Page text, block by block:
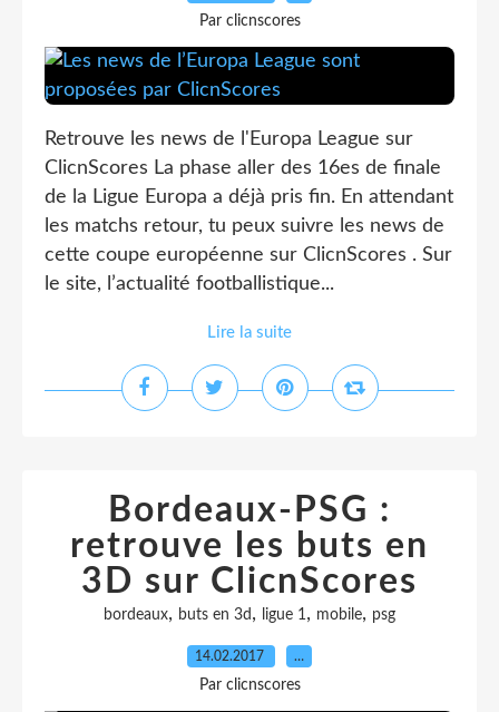
Par clicnscores
Retrouve les news de l'Europa League sur
ClicnScores La phase aller des 16es de finale
de la Ligue Europa a déjà pris fin. En attendant
les matchs retour, tu peux suivre les news de
cette coupe européenne sur ClicnScores . Sur
le site, l’actualité footballistique...
Lire la suite
Bordeaux-PSG :
retrouve les buts en
3D sur ClicnScores
bordeaux, buts en 3d , ligue 1, mobile, psg
14.02.2017 …
Par clicnscores